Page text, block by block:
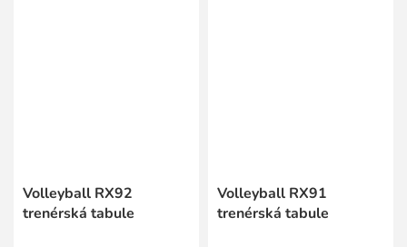
Volleyball RX92
trenérská tabule
Volleyball RX91
trenérská tabule